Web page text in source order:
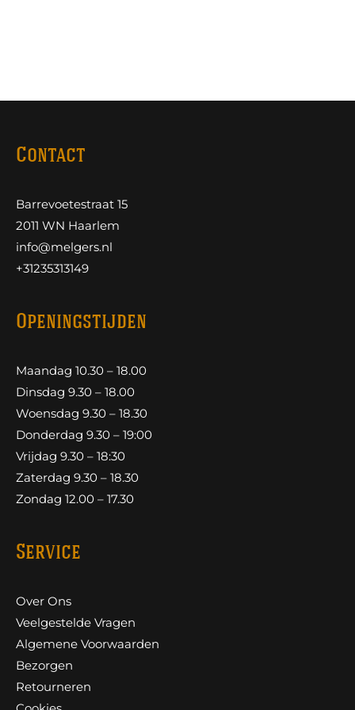
Contact
Barrevoetestraat 15
2011 WN Haarlem
info@melgers.nl
+31235313149
Openingstijden
Maandag 10.30 – 18.00
Dinsdag 9.30 – 18.00
Woensdag 9.30 – 18.30
Donderdag 9.30 – 19:00
Vrijdag 9.30 – 18:30
Zaterdag 9.30 – 18.30
Zondag 12.00 – 17.30
Service
Over Ons
Veelgestelde Vragen
Algemene Voorwaarden
Bezorgen
Retourneren